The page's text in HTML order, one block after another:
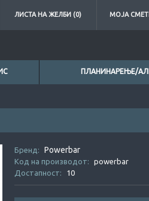
ЛИСТА НА ЖЕЛБИ (0) МОЈА
ПЛАНИНАРЕЊЕ/
0ден.
Бренд: Powerbar
Код на производот:
powerbar
Достапност:
10